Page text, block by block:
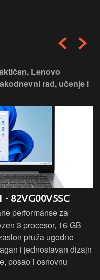
Lenovo
rad, učenje i
82VG00V5SC
performanse za
3 procesor, 16 GB
pruža ugodno
i jednostavan dizajn
posao i osnovnu